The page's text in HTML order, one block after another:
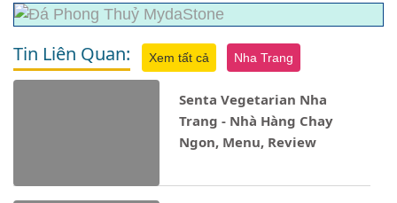
Tin Liên Quan: Xem tất cả Nha Trang
Senta Vegetarian Nha
Trang - Nhà Hàng Chay
Ngon, Menu, Review